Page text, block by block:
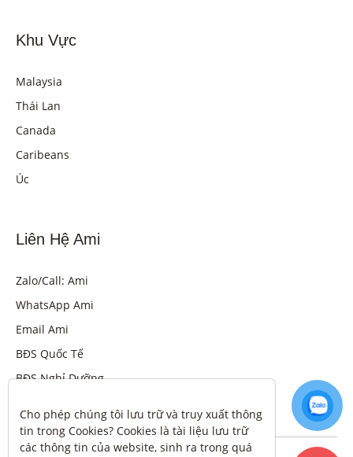
Khu Vực
Malaysia
Thái Lan
Canada
Caribeans
Úc
Liên Hệ Ami
Zalo/Call: Ami
WhatsApp Ami
Email Ami
BĐS Quốc Tế
BĐS Nghỉ Dưỡng
Cho phép chúng tôi lưu trữ và truy xuất thông
tin trong Cookies? Cookies là tài liệu lưu trữ
các thông tin của website, sinh ra trong quá